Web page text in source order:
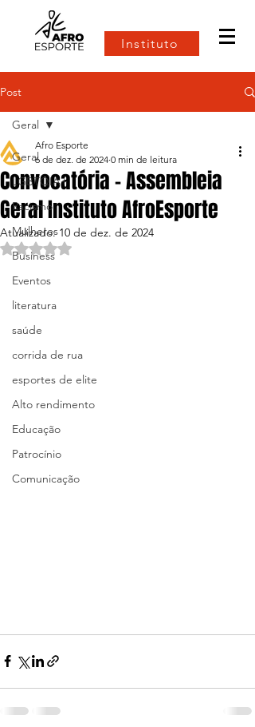
Instituto
Post
Geral
LGBTQIA+
Racismo
Mulheres
Business
Eventos
literatura
saúde
corrida de rua
esportes de elite
Alto rendimento
Educação
Patrocínio
Comunicação
Geral
Convocatória - Assembleia
Geral Instituto AfroEsporte
Afro Esporte
6 de dez. de 2024 0 min de leitura
Atualizado:10 de dez. de 2024
Avaliado com NaN de 5 estrelas.